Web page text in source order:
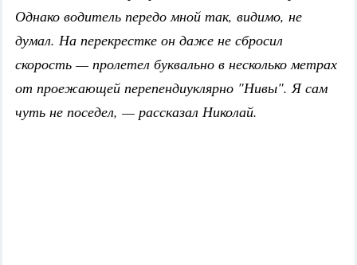
Однако водитель передо мной так, видимо, не
думал. На перекрестке он даже не сбросил
скорость — пролетел буквально в несколько метрах
от проежающей перепендиуклярно "Нивы". Я сам
чуть не поседел, — рассказал Николай.